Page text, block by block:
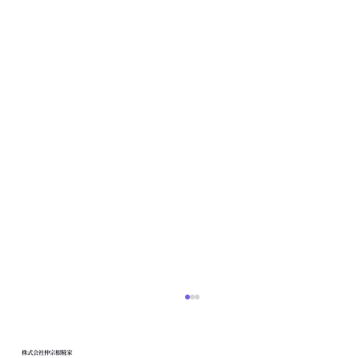
株式会社仲宗根糀家